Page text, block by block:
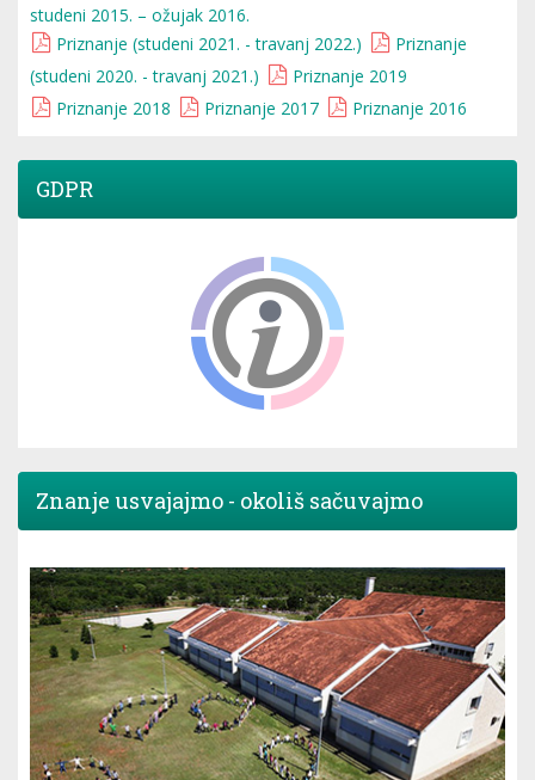
studeni 2015. – ožujak 2016.
Priznanje (studeni 2021. - travanj 2022.)
Priznanje
(studeni 2020. - travanj 2021.)
Priznanje 2019
Priznanje 2018
Priznanje 2017 Priznanje 2016
GDPR
Znanje usvajajmo - okoliš sačuvajmo